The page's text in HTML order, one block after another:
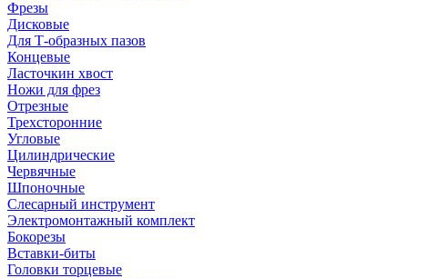
Фрезы
Дисковые
Для Т-образных пазов
Концевые
Ласточкин хвост
Ножи для фрез
Отрезные
Трехсторонние
Угловые
Цилиндрические
Червячные
Шпоночные
Слесарный инструмент
Электромонтажный комплект
Бокорезы
Вставки-биты
Головки торцевые